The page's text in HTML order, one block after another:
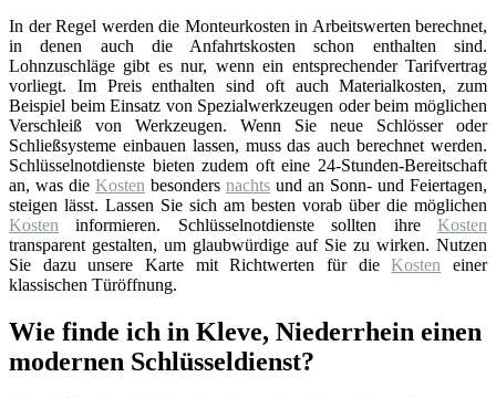
In der Regel werden die Monteurkosten in Arbeitswerten berechnet,
in denen auch die Anfahrtskosten schon enthalten sind.
Lohnzuschläge gibt es nur, wenn ein entsprechender Tarifvertrag
vorliegt. Im Preis enthalten sind oft auch Materialkosten, zum
Beispiel beim Einsatz von Spezialwerkzeugen oder beim möglichen
Verschleiß von Werkzeugen. Wenn Sie neue Schlösser oder
Schließsysteme einbauen lassen, muss das auch berechnet werden.
Schlüsselnotdienste bieten zudem oft eine 24-Stunden-Bereitschaft
an, was die Kosten besonders nachts und an Sonn- und Feiertagen,
steigen lässt. Lassen Sie sich am besten vorab über die möglichen
Kosten informieren. Schlüsselnotdienste sollten ihre Kosten
transparent gestalten, um glaubwürdige auf Sie zu wirken. Nutzen
Sie dazu unsere Karte mit Richtwerten für dieKosten einer
klassischen Türöffnung.
Wie finde ich in Kleve, Niederrhein einen
modernen Schlüsseldienst?